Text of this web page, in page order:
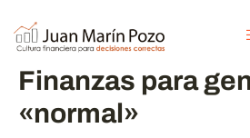
Finanzas para
«normal»